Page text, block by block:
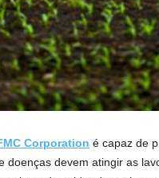
Corporation é capaz de
doenças devem atingir as